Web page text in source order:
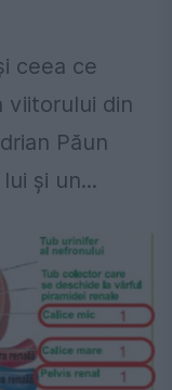
ceea ce
viitorului din
Păun
și un...